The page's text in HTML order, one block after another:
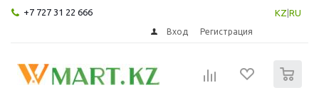
+7 727 31 22 666 KZ RU
Вход Регистрация